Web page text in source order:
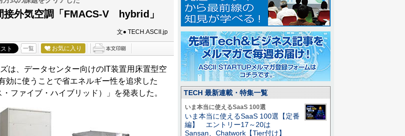
接外気空調「FMACS-V hybrid」
文● TECH.ASCII.jp
一覧 お気に入り
は、データセンター向けのIT装置用床置型空
効に使うことで省エネルギー性を追求した
ファイブ・ハイブリッド）」を発表した。
TECH 最新連載・特集一覧
いま本当に使えるSaaS 100選
いま本当に使えるSaaS 100選【定番
編】 エントリー17～20は
Sansan、Chatwork【Tier付け】